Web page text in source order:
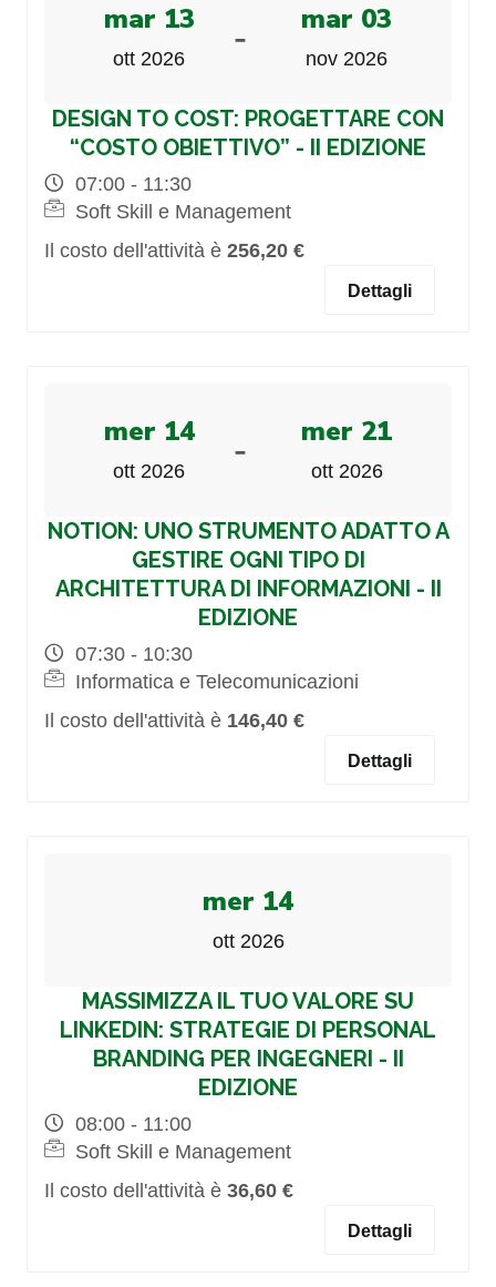
mar 13
ott 2026 - mar 03
nov 2026
DESIGN TO COST: PROGETTARE CON
“COSTO OBIETTIVO” - II EDIZIONE
07:00 - 11:30
Soft Skill e Management
Il costo dell'attività è 256,20 €
Dettagli
mer 14
ott 2026 - mer 21
ott 2026
NOTION: UNO STRUMENTO ADATTO A
GESTIRE OGNI TIPO DI
ARCHITETTURA DI INFORMAZIONI - II
EDIZIONE
07:30 - 10:30
Informatica e Telecomunicazioni
Il costo dell'attività è 146,40 €
Dettagli
mer 14
ott 2026
MASSIMIZZA IL TUO VALORE SU
LINKEDIN: STRATEGIE DI PERSONAL
BRANDING PER INGEGNERI - II
EDIZIONE
08:00 - 11:00
Soft Skill e Management
Il costo dell'attività è 36,60 €
Dettagli